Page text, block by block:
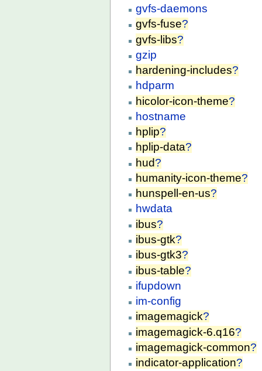
gvfs-daemons
gvfs-fuse?
gvfs-libs?
gzip
hardening-includes?
hdparm
hicolor-icon-theme?
hostname
hplip?
hplip-data?
hud?
humanity-icon-theme?
hunspell-en-us?
hwdata
ibus?
ibus-gtk?
ibus-gtk3?
ibus-table?
ifupdown
im-config
imagemagick?
imagemagick-6.q16?
imagemagick-common?
indicator-application?